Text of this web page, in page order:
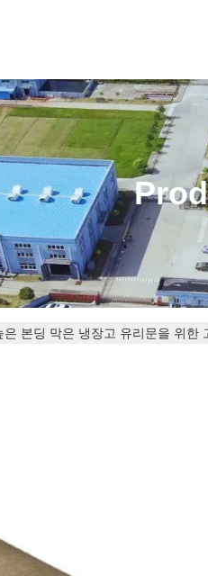
은 본딩 막은 냉장고 유리문을 위한